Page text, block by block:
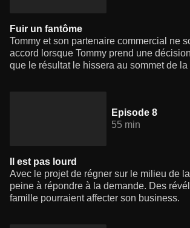
Fuir un fantôme
Tommy et son partenaire commercial ne
accord lorsque Tommy prend une
que le résultat le hissera au sommet de la
Episode 8
55 min
Il est pas lourd
Avec le projet de régner sur le milieu de
peine à répondre à la demande. Des
famille pourraient affecter son business.